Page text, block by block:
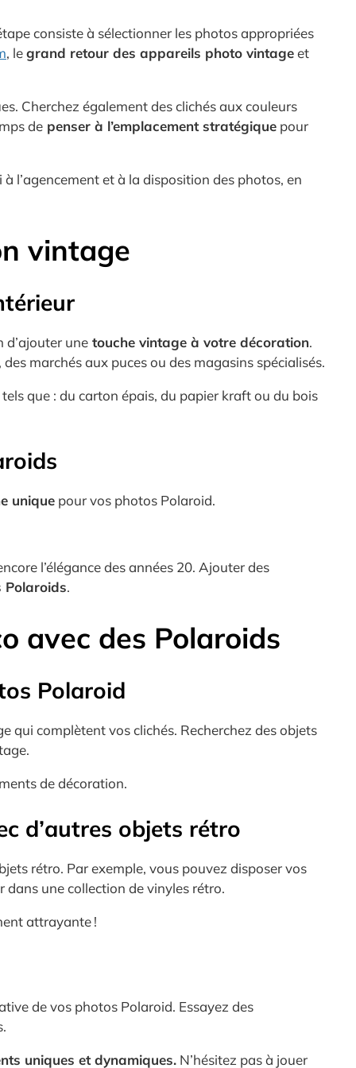
consiste à sélectionner les photos appropriées
, legrand retour des appareils photo vintageet
Cherchez également des clichés aux couleurs
de penser à l’emplacement stratégique pour
l’agencement et à la disposition des photos, en
vintage
d’ajouter une touche vintage à votre décoration.
marchés aux puces ou des magasins spécialisés.
que : du carton épais, du papier kraft ou du bois
unique pour vos photos Polaroid.
l’élégance des années 20. Ajouter des
Polaroids.
avec des Polaroids
Polaroid
qui complètent vos clichés. Recherchez des objets
de décoration.
d’autres objets rétro
rétro. Par exemple, vous pouvez disposer vos
dans une collection de vinyles rétro.
attrayante !
de vos photos Polaroid. Essayez des
uniques et dynamiques. N’hésitez pas à jouer